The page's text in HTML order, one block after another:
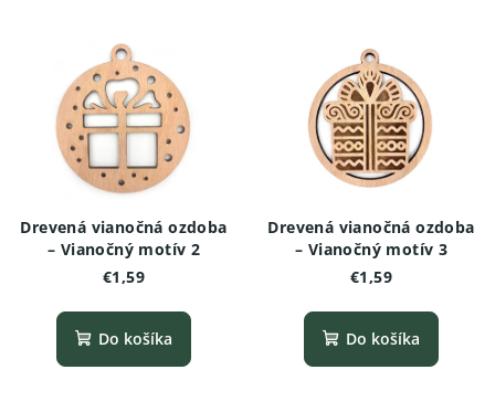
Drevená vianočná ozdoba
– Vianočný motív 2
€1,59
Do košíka
Drevená vianočná ozdoba
– Vianočný motív 3
€1,59
Do košíka